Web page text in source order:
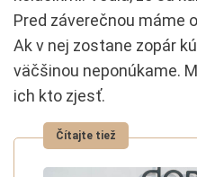
Pred záverečnou máme
Ak v nej zostane zopár
väčšinou neponúkame.
ich kto zjesť.